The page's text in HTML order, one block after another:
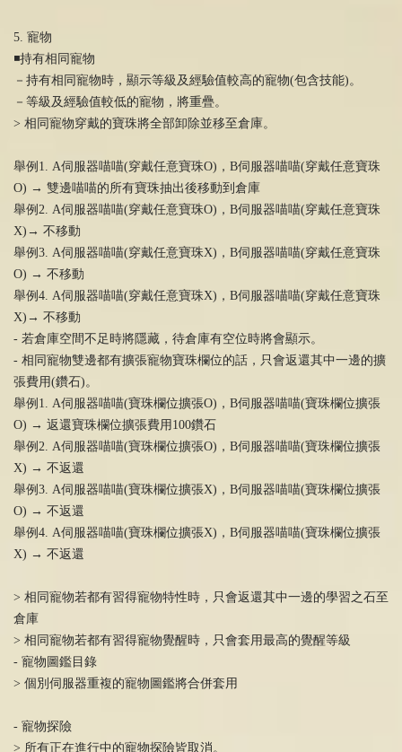
5. 寵物
◾️持有相同寵物
－持有相同寵物時，顯示等級及經驗值較高的寵物(包含技能)。
－等級及經驗值較低的寵物，將重疊。
> 相同寵物穿戴的寶珠將全部卸除並移至倉庫。
舉例1. A伺服器喵喵(穿戴任意寶珠O)，B伺服器喵喵(穿戴任意寶珠
O) → 雙邊喵喵的所有寶珠抽出後移動到倉庫
舉例2. A伺服器喵喵(穿戴任意寶珠O)，B伺服器喵喵(穿戴任意寶珠
X)→ 不移動
舉例3. A伺服器喵喵(穿戴任意寶珠X)，B伺服器喵喵(穿戴任意寶珠
O) → 不移動
舉例4. A伺服器喵喵(穿戴任意寶珠X)，B伺服器喵喵(穿戴任意寶珠
X)→ 不移動
- 若倉庫空間不足時將隱藏，待倉庫有空位時將會顯示。
- 相同寵物雙邊都有擴張寵物寶珠欄位的話，只會返還其中一邊的擴
張費用(鑽石)。
舉例1. A伺服器喵喵(寶珠欄位擴張O)，B伺服器喵喵(寶珠欄位擴張
O) → 返還寶珠欄位擴張費用100鑽石
舉例2. A伺服器喵喵(寶珠欄位擴張O)，B伺服器喵喵(寶珠欄位擴張
X) → 不返還
舉例3. A伺服器喵喵(寶珠欄位擴張X)，B伺服器喵喵(寶珠欄位擴張
O) → 不返還
舉例4. A伺服器喵喵(寶珠欄位擴張X)，B伺服器喵喵(寶珠欄位擴張
X) → 不返還
> 相同寵物若都有習得寵物特性時，只會返還其中一邊的學習之石至
倉庫
> 相同寵物若都有習得寵物覺醒時，只會套用最高的覺醒等級
- 寵物圖鑑目錄
> 個別伺服器重複的寵物圖鑑將合併套用
- 寵物探險
> 所有正在進行中的寵物探險皆取消。